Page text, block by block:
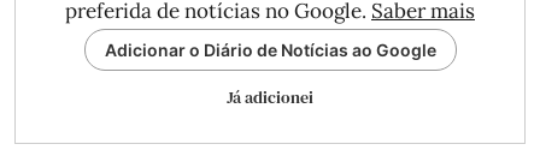
preferida de notícias no Google. Saber mais
Adicionar o Diário de Notícias ao Google
Já adicionei